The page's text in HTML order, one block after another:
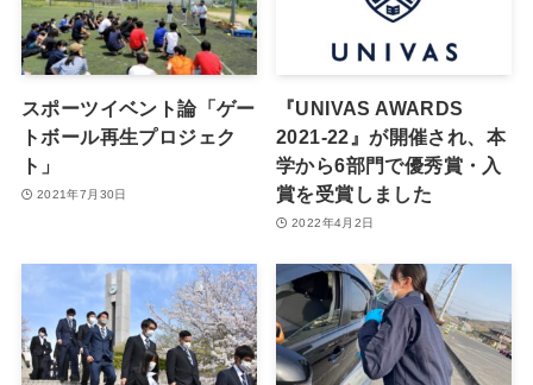
スポーツイベント論「ゲー
トボール再生プロジェク
ト」
2021年7月30日
『UNIVAS AWARDS
2021-22』が開催され、本
学から6部門で優秀賞・入
賞を受賞しました
2022年4月2日